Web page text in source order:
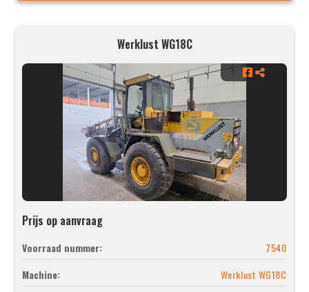
Werklust WG18C
Prijs op aanvraag
Voorraad nummer:
7540
Machine:
Werklust WG18C